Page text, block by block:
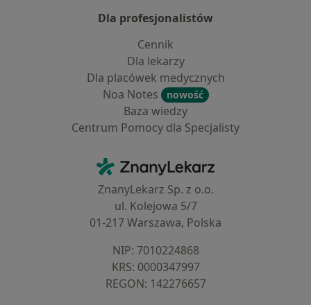
Dla profesjonalistów
Cennik
Dla lekarzy
Dla placówek medycznych
Noa Notes
nowość
Baza wiedzy
Centrum Pomocy dla Specjalisty
ZnanyLekarz - Strona główna
ZnanyLekarz Sp. z o.o.
ul. Kolejowa 5/7
01-217 Warszawa, Polska
NIP: ⁠7010224868
KRS: ⁠0000347997
REGON: ⁠142276657